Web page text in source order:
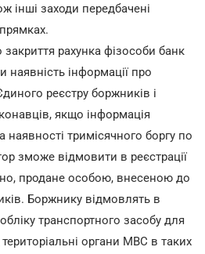
інші заходи передбачені
закриття рахунка фізособи банк
наявність інформації про
реєстру боржників і
якщо інформація
наявності тримісячного боргу по
зможе відмовити в реєстрації
продане особою, внесеною до
Боржнику відмовлять в
обліку транспортного засобу для
органи МВС в таких